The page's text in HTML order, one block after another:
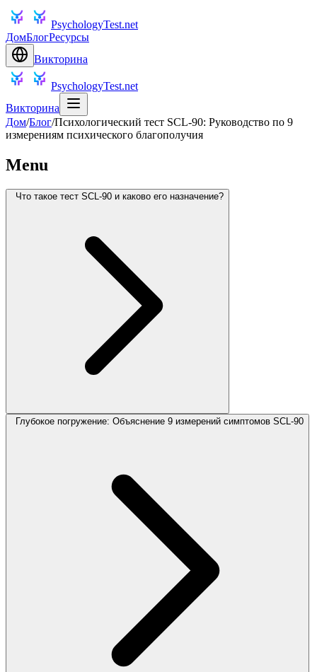
PsychologyTest.net
ДомБлогРесурсы
Викторина
PsychologyTest.net
Викторина
Дом/Блог/Психологический тест SCL-90: Руководство по 9
измерениям психического благополучия
Menu
Что такое тест SCL-90 и каково его назначение?
Глубокое погружение: Объяснение 9 измерений симптомов SCL-90